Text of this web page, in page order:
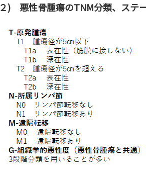
２) 悪性骨腫瘍のTNM分類、ステー